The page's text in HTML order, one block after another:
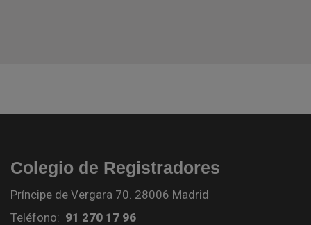
Colegio de Registradores
Príncipe de Vergara 70. 28006 Madrid
Teléfono: 91 270 17 96